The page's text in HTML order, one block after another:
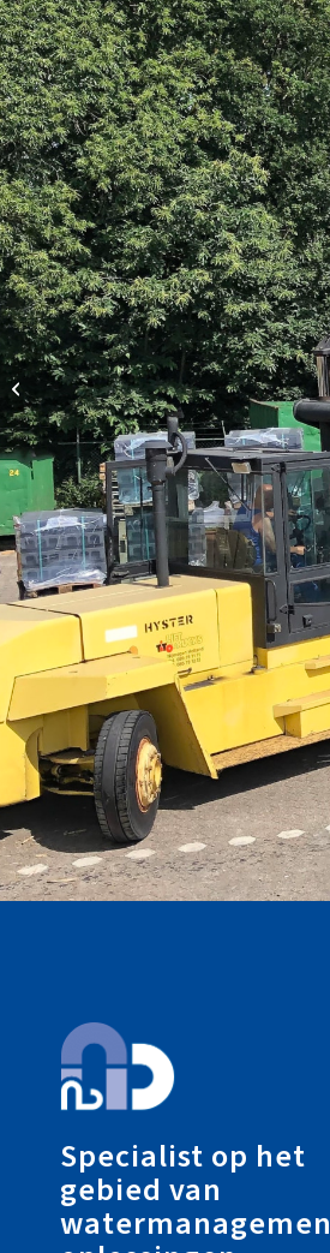
Specialist op het
gebied van
22998 Straatpot